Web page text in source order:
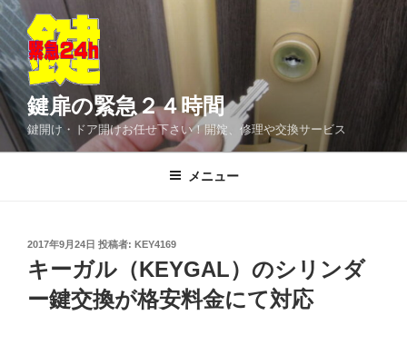
コ
ン
テ
ン
ツ
へ
ス
鍵扉の緊急２４時間
鍵開け・ドア開けお任せ下さい！開錠、修理や交換サービス
メニュー
投
稿
日:
2017年9月24日 投稿者: KEY4169
キーガル（KEYGAL）のシリンダ
ー鍵交換が格安料金にて対応